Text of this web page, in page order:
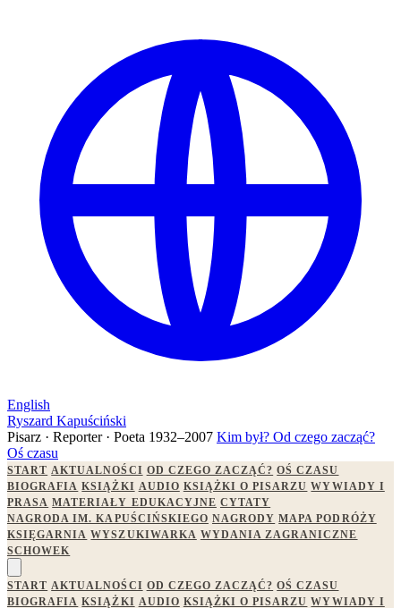
English
Ryszard Kapuściński
Pisarz · Reporter · Poeta 1932–2007 Kim był? Od czego zacząć?
Oś czasu
START AKTUALNOŚCI OD CZEGO ZACZĄĆ? OŚ CZASU
BIOGRAFIA KSIĄŻKI AUDIO KSIĄŻKI O PISARZU WYWIADY I
PRASA MATERIAŁY EDUKACYJNE CYTATY
NAGRODA IM. KAPUŚCIŃSKIEGO NAGRODY MAPA PODRÓŻY
KSIĘGARNIA WYSZUKIWARKA WYDANIA ZAGRANICZNE
SCHOWEK
START AKTUALNOŚCI OD CZEGO ZACZĄĆ? OŚ CZASU
BIOGRAFIA KSIĄŻKI AUDIO KSIĄŻKI O PISARZU WYWIADY I